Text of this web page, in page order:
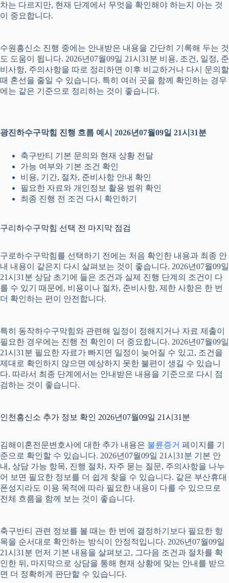
차는 다르지만, 현재 단계에서 무엇을 확인해야 하는지 아는 것
이 중요합니다.
수원흥신소 진행 중에는 안내받은 내용을 간단히 기록해 두는 것
도 도움이 됩니다. 2026년07월09일 21시31분 비용, 조건, 일정, 준
비사항, 주의사항을 따로 정리하면 이후 비교하거나 다시 문의할
때 혼선을 줄일 수 있습니다. 특히 여러 곳을 함께 확인하는 경우
에는 같은 기준으로 정리하는 것이 좋습니다.
광진하수구막힘 진행 흐름 예시 2026년07월09일 21시31분
축구반티 기본 문의와 현재 상황 전달
가능 여부와 기본 조건 확인
비용, 기간, 절차, 준비사항 안내 확인
필요한 자료와 개인정보 활용 범위 확인
최종 진행 전 조건 다시 확인하기
구리하수구막힘 선택 전 마지막 점검
구로하수구막힘를 선택하기 전에는 처음 확인한 내용과 최종 안
내 내용이 같은지 다시 살펴보는 것이 좋습니다. 2026년07월09일
21시31분 상담 초기에 들은 조건과 실제 진행 단계의 조건이 다
를 수 있기 때문에, 비용이나 절차, 준비사항, 제한 사항은 한 번
더 확인하는 편이 안전합니다.
특히 동작하수구막힘와 관련해 일정이 정해지거나 자료 제출이
필요한 경우에는 진행 전 확인이 더 중요합니다. 2026년07월09일
21시31분 필요한 자료가 빠지면 일정이 늦어질 수 있고, 조건을
제대로 확인하지 않으면 예상하지 못한 불편이 생길 수 있습니
다. 따라서 최종 단계에서는 안내받은 내용을 기준으로 다시 점
검하는 것이 좋습니다.
인천흥신소 추가 정보 확인 2026년07월09일 21시31분
김해이혼전문변호사에 대한 추가 내용은 불륜증거 페이지를 기
준으로 확인할 수 있습니다. 2026년07월09일 21시31분 기본 안
내, 상담 가능 항목, 진행 절차, 자주 묻는 질문, 주의사항을 나누
어 보면 필요한 정보를 더 쉽게 찾을 수 있습니다. 같은 부산휴대
폰성지라도 이용 목적에 따라 필요한 내용이 다를 수 있으므로
전체 흐름을 함께 보는 것이 좋습니다.
축구반티 관련 정보를 볼 때는 한 번에 결정하기보다 필요한 항
목을 순서대로 확인하는 방식이 안정적입니다. 2026년07월09일
21시31분 먼저 기본 내용을 살펴보고, 그다음 조건과 절차를 확
인한 뒤, 마지막으로 상담을 통해 현재 상황에 맞는 안내를 받으
면 더 정확하게 판단할 수 있습니다.